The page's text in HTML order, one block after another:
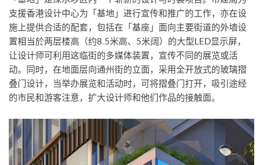
支援香港设计中心为「基地」进行宣传和推广的工作，亦在设
施上提供合适的配套，包括在「基座」面向主要街道的外墙设
置相当於两层楼高（约8.5米高、5米阔）的大型LED显示屏，
让设计师可利用这临街的多媒体装置，宣传不同的展览或活
动。同时，在地面层向通州街的立面，采用全开放式的玻璃摺
叠门设计，当举办展览和活动时，可将摺叠门打开，吸引途经
的市民和游客注意，扩大设计师和他们作品的接触面。